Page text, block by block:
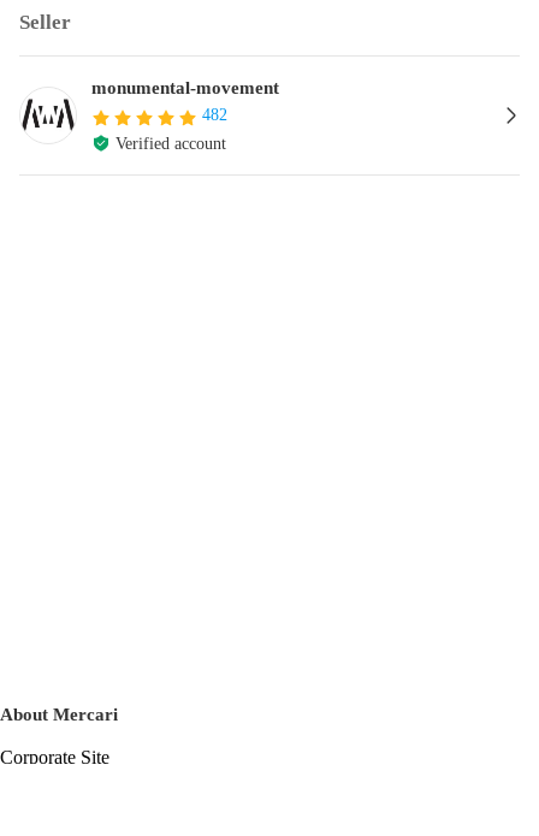
Seller
monumental-movement
482
Verified account
About Mercari
Corporate Site